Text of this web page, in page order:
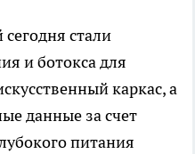
стали
и ботокса для
каркас, а
данные за счет
питания